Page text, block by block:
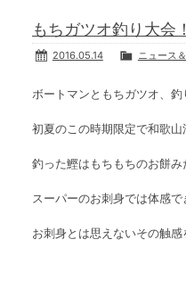
もちガツオ釣り大会
2016.05.14 ニュース
ボートマンともちガツオ、釣
初夏のこの時期限定で和歌山
釣った鰹はもちもちのお餅み
スーパーのお刺身では体感で
お刺身とは思えないその触